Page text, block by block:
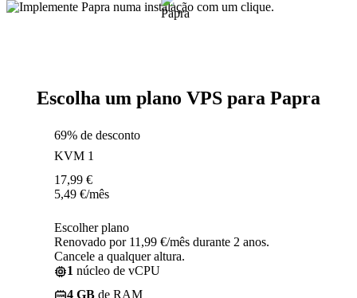
Escolha um plano VPS para Papra
69% de desconto
KVM 1
17,99 €
5,49 €/mês
Escolher plano
Renovado por 11,99 €/mês durante 2 anos.
Cancele a qualquer altura.
1 núcleo de vCPU
4 GB de RAM